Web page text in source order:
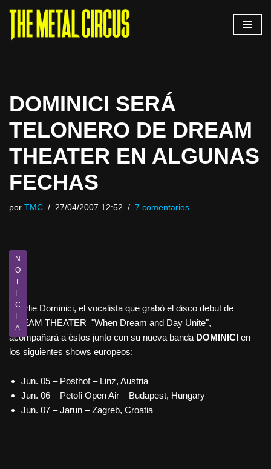
Saltar
DOMINICI SERÁ
TELONERO DE DREAM
THEATER EN ALGUNAS
FECHAS
por TMC 27/04/2007 12:52 7 comentarios
N
O
T
I
C
I
A
Charlie Dominici, el vocalista que grabó el disco debut de
DREAM THEATER "When Dream and Day Unite",
acompañará a éstos junto con su nueva banda DOMINICI en
los siguientes shows europeos:
Jun. 05 – Posthof – Linz, Austria
Jun. 06 – Petofi Open Air – Budapest, Hungary
Jun. 07 – Jarun – Zagreb, Croatia